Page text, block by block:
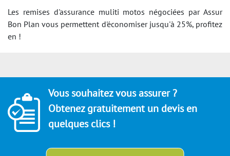
Les remises d'assurance muliti motos négociées par Assur
Bon Plan vous permettent d'économiser jusqu'à 25%, profitez
en !
Vous souhaitez vous assurer ?
Obtenez gratuitement un devis en
quelques clics !